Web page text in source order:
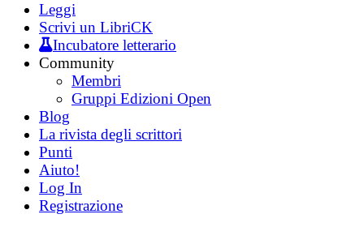
Leggi
Scrivi un LibriCK
Incubatore letterario
Community
Membri
Gruppi Edizioni Open
Blog
La rivista degli scrittori
Punti
Aiuto!
Log In
Registrazione